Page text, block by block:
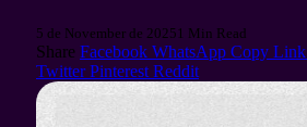
5 de November de 2025 1 Min Read
Share Facebook WhatsApp Copy Link
Twitter Pinterest Reddit